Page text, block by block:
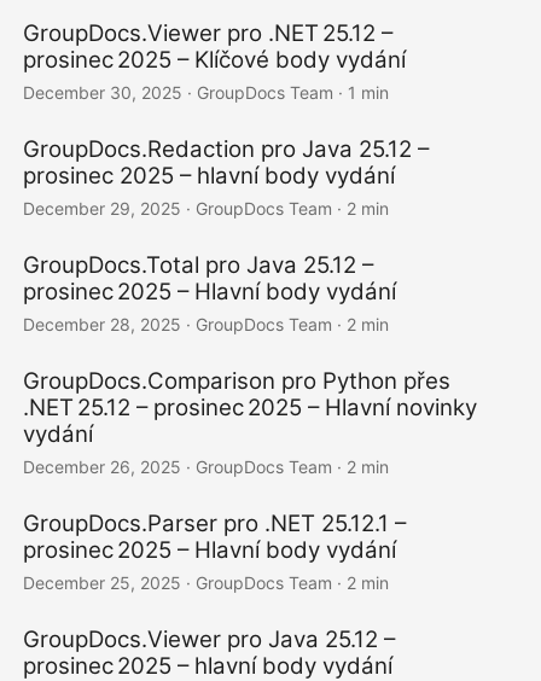
GroupDocs.Viewer pro .NET 25.12 –
prosinec 2025 – Klíčové body vydání
December 30, 2025 · GroupDocs Team · 1 min
GroupDocs.Redaction pro Java 25.12 –
prosinec 2025 – hlavní body vydání
December 29, 2025 · GroupDocs Team · 2 min
GroupDocs.Total pro Java 25.12 –
prosinec 2025 – Hlavní body vydání
December 28, 2025 · GroupDocs Team · 2 min
GroupDocs.Comparison pro Python přes
.NET 25.12 – prosinec 2025 – Hlavní novinky
vydání
December 26, 2025 · GroupDocs Team · 2 min
GroupDocs.Parser pro .NET 25.12.1 –
prosinec 2025 – Hlavní body vydání
December 25, 2025 · GroupDocs Team · 2 min
GroupDocs.Viewer pro Java 25.12 –
prosinec 2025 – hlavní body vydání